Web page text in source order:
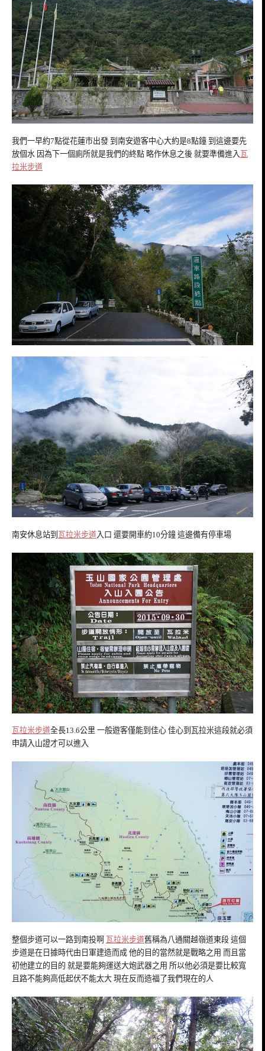
我們一早約7點從花蓮市出發 到南安遊客中心大約是8點鐘 到這邊要先
放個水 因為下一個廁所就是我們的終點 略作休息之後 就要準備進入 瓦
拉米步道
南安休息站到 瓦拉米步道 入口 還要開車約10分鐘 這邊備有停車場
瓦拉米步道全長13.6公里 一般遊客僅能到佳心 佳心到瓦拉米這段就必須
申請入山證才可以進入
整個步道可以一路到南投啊 瓦拉米步道舊稱為八通關越嶺道東段 這個
步道是在日據時代由日軍建造而成 他的目的當然就是戰略之用 而且當
初他建立的目的 就是要能夠運送大炮武器之用 所以他必須是要比較寬
且路不能夠高低起伏不能太大 現在反而造福了我們現在的人